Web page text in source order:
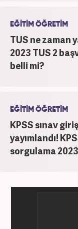
EĞİTİM ÖĞRETİM
TUS ne zaman
2023 TUS 2
belli mi?
EĞİTİM ÖĞRETİM
KPSS sınav
yayımlandı!
sorgulama 2023